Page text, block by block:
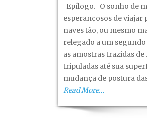
Epílogo. O sonho de
esperançosos de viajar
naves tão, ou mesmo
relegado a um
as amostras trazidas
tripuladas até sua
mudança de postura
Read More…